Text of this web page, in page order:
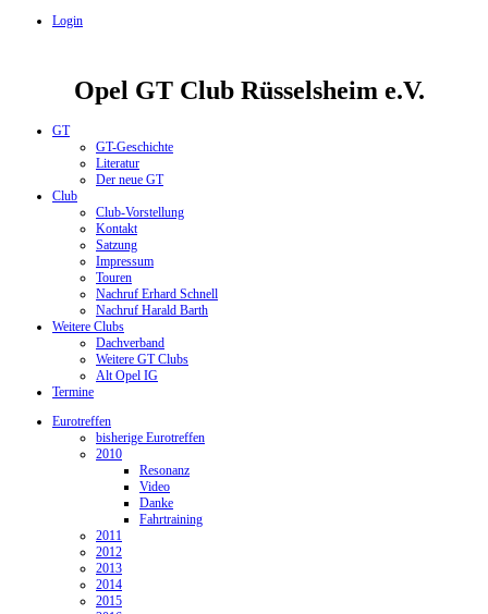
Login
Opel GT Club Rüsselsheim e.V.
GT
GT-Geschichte
Literatur
Der neue GT
Club
Club-Vorstellung
Kontakt
Satzung
Impressum
Touren
Nachruf Erhard Schnell
Nachruf Harald Barth
Weitere Clubs
Dachverband
Weitere GT Clubs
Alt Opel IG
Termine
Eurotreffen
bisherige Eurotreffen
2010
Resonanz
Video
Danke
Fahrtraining
2011
2012
2013
2014
2015